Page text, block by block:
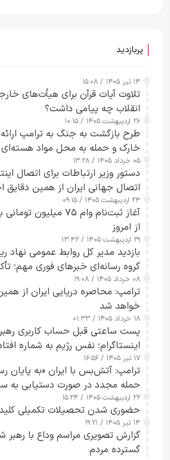
پربازدید
۱۴ تیر ۱۴۰۵ / ۱۵:۰۸
تلاوت آیات قرآن برای هیأت‌های
انقلاب چه پیامی داشت؟
۲۶ اردیبهشت ۱۴۰۵ / ۱۰:۱۵
طرح‌ بازگشت به جنگ به ترامپ
خارک و حمله به محل مواد
۰۵ خرداد ۱۴۰۵ / ۱۳:۲۸
دستور وزیر ارتباطات برای اتصال
اتصال جهانی ایران از همین دقایق
کامل مردم تا ۲۴ ساعت آینده
۲۴ اردیبهشت ۱۴۰۵ / ۰۹:۱۵
آغاز ثبت‌نام وام ۷۵
از امروز
۲۹ اردیبهشت ۱۴۰۵ / ۱۳:۴۲
بازدید مدیر کل روابط عمومی نهاد
گروه رسانه‌ای خبرهای فوری مهم؛
رسانه‌های هوشمند و مسئول در
۰۸ خرداد ۱۴۰۵ / ۱۹:۰۸
ترامپ: محاصره دریایی ایران از
خواهد شد
۱۸ خرداد ۱۴۰۵ / ۰۱:۳۳
پست ساعتی قبل حساب کاربری رهبر
اینستاگرام؛ نفس رژیم به شماره
۱۷ تیر ۱۴۰۵ / ۱۶:۵۶
ترامپ: آتش‌بس با ایران «به پایان
حمله مجدد در صورت دستیابی به
۲۲ اردیبهشت ۱۴۰۵ / ۱۵:۲۴
حضوری شدن تحصیلات تکمیلی
۱۴ تیر ۱۴۰۵ / ۱۹:۲۱
گزارش تصویری مراسم وداع با
گسترده مردم